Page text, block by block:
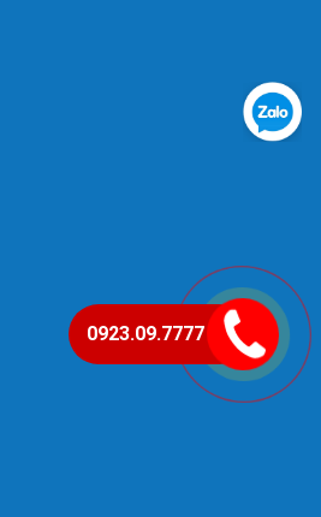
0923.09.7777